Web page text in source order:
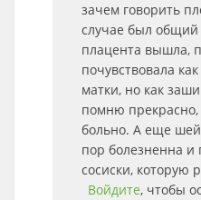
зачем говорить
случае был общий
плацента вышла,
почувствовала
матки, но как
помню
больно. А еще
пор болезненна и
сосиски, которую
Войдите, чтобы